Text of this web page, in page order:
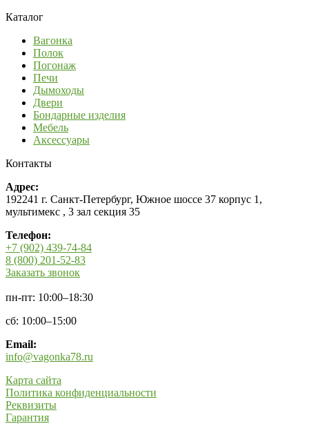
Каталог
Вагонка
Полок
Погонаж
Печи
Дымоходы
Двери
Бондарные изделия
Мебель
Аксессуары
Контакты
Адрес:
192241 г. Санкт-Петербург, Южное шоссе 37 корпус 1,
мультимекс , 3 зал секция 35
Телефон:
+7 (902) 439-74-84
8 (800) 201-52-83
Заказать звонок
пн-пт: 10:00–18:30
сб: 10:00–15:00
Email:
info@vagonka78.ru
Карта сайта
Политика конфиденциальности
Реквизиты
Гарантия